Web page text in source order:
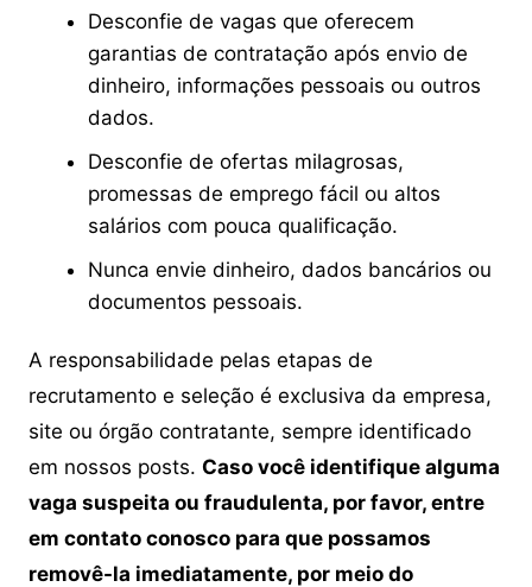
Desconfie de vagas que oferecem
garantias de contratação após envio de
dinheiro, informações pessoais ou outros
dados.
Desconfie de ofertas milagrosas,
promessas de emprego fácil ou altos
salários com pouca qualificação.
Nunca envie dinheiro, dados bancários ou
documentos pessoais.
A responsabilidade pelas etapas de
recrutamento e seleção é exclusiva da empresa,
site ou órgão contratante, sempre identificado
em nossos posts. Caso você identifique alguma
vaga suspeita ou fraudulenta, por favor, entre
em contato conosco para que possamos
removê-la imediatamente, por meio do